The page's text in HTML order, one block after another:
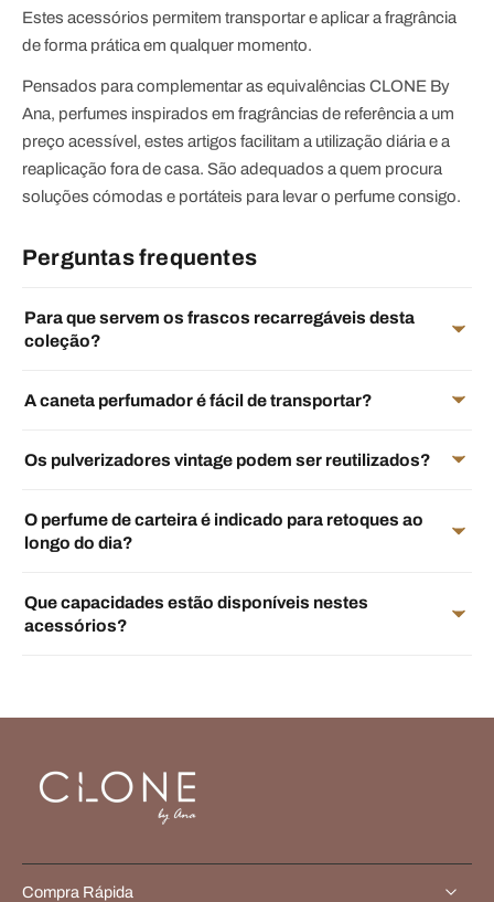
Estes acessórios permitem transportar e aplicar a fragrância
de forma prática em qualquer momento.
Pensados para complementar as equivalências CLONE By
Ana, perfumes inspirados em fragrâncias de referência a um
preço acessível, estes artigos facilitam a utilização diária e a
reaplicação fora de casa. São adequados a quem procura
soluções cómodas e portáteis para levar o perfume consigo.
Perguntas frequentes
Para que servem os frascos recarregáveis desta
coleção?
A caneta perfumador é fácil de transportar?
Os pulverizadores vintage podem ser reutilizados?
O perfume de carteira é indicado para retoques ao
longo do dia?
Que capacidades estão disponíveis nestes
acessórios?
Compra Rápida